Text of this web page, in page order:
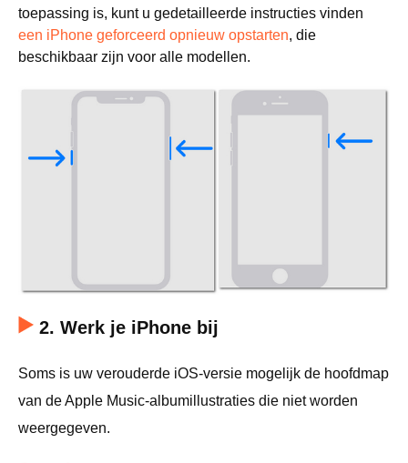
toepassing is, kunt u gedetailleerde instructies vinden
een iPhone geforceerd opnieuw opstarten, die
beschikbaar zijn voor alle modellen.
2. Werk je iPhone bij
Soms is uw verouderde iOS-versie mogelijk de hoofdmap
van de Apple Music-albumillustraties die niet worden
weergegeven.